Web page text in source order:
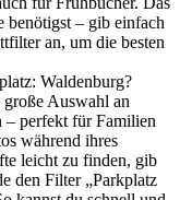
benötigst – gib einfach
an, um die besten
Waldenburg?
Auswahl an
– perfekt für Familien
während ihres
leicht zu finden, gib
den Filter „Parkplatz